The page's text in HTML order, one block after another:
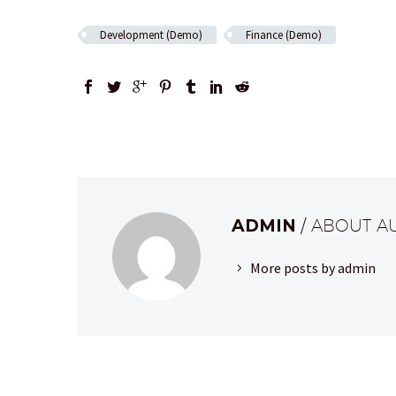
Development (Demo) Finance (Demo)
ADMIN / ABOUT
More posts by admin